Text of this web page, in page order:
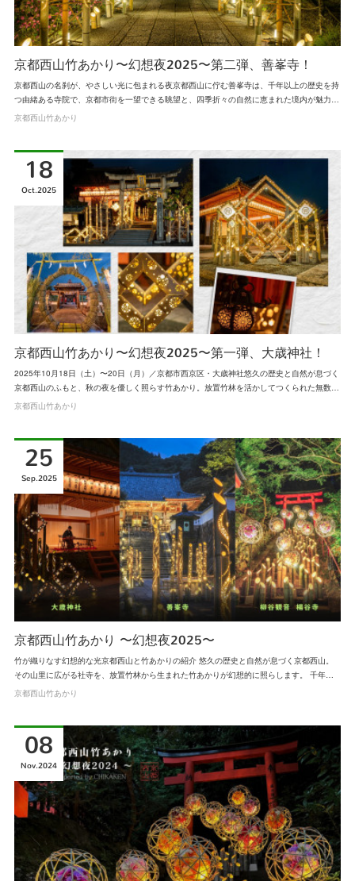
京都西山竹あかり〜幻想夜2025〜第二弾、善峯寺！
京都西山の名刹が、やさしい光に包まれる夜京都西山に佇む善峯寺は、千年以上の歴史を持
つ由緒ある寺院で、京都市街を一望できる眺望と、四季折々の自然に恵まれた境内が魅力…
京都西山竹あかり
京都西山竹あかり〜幻想夜2025〜第一弾、大歳神社！
2025年10月18日（土）〜20日（月）／京都市西京区・大歳神社悠久の歴史と自然が息づく
京都西山のふもと、秋の夜を優しく照らす竹あかり。放置竹林を活かしてつくられた無数…
18
Oct 2025
京都西山竹あかり
京都西山竹あかり 〜幻想夜2025〜
竹が織りなす幻想的な光京都西山と竹あかりの紹介 悠久の歴史と自然が息づく京都西山。
その山里に広がる社寺を、放置竹林から生まれた竹あかりが幻想的に照らします。 千年…
25
Sep 2025
京都西山竹あかり
08
Nov 2024